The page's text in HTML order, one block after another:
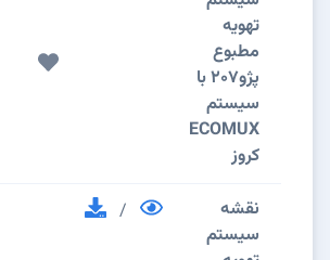
تهویه
مطبوع
پژو207 با
سیستم
ECOMUX
کروز
نقشه
سیستم
/